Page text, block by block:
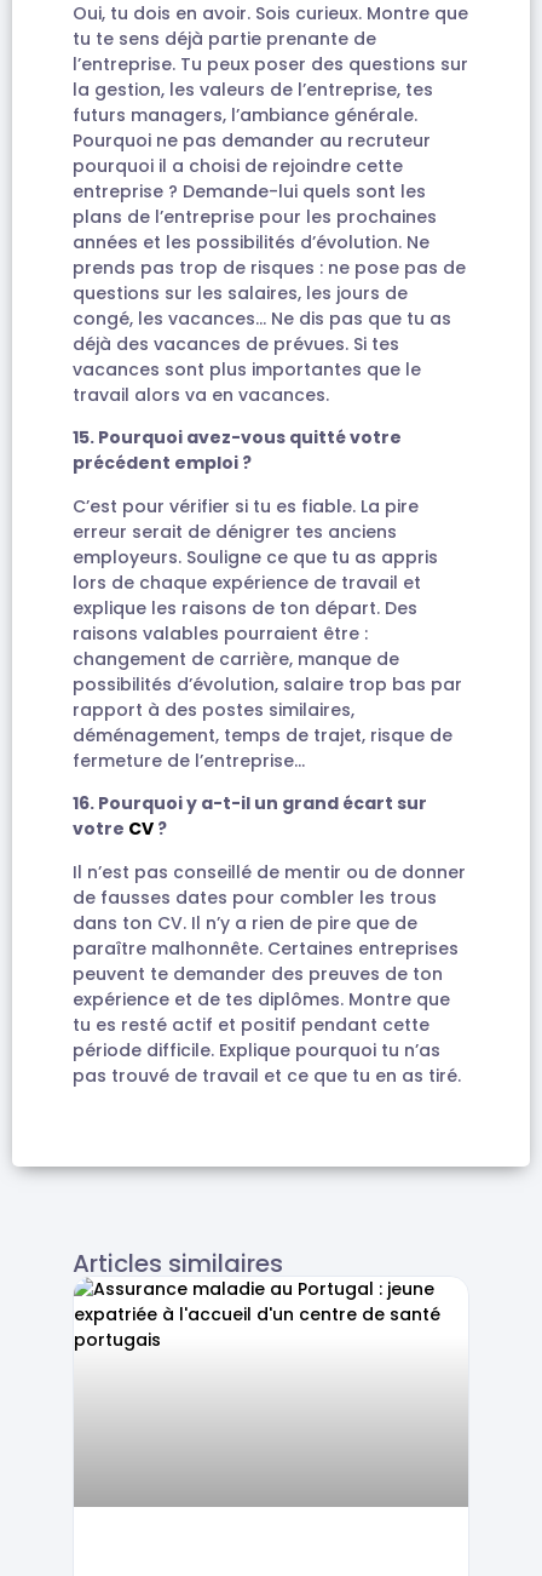
Oui, tu dois en avoir. Sois curieux. Montre que
tu te sens déjà partie prenante de
l’entreprise. Tu peux poser des questions sur
la gestion, les valeurs de l’entreprise, tes
futurs managers, l’ambiance générale.
Pourquoi ne pas demander au recruteur
pourquoi il a choisi de rejoindre cette
entreprise ? Demande-lui quels sont les
plans de l’entreprise pour les prochaines
années et les possibilités d’évolution. Ne
prends pas trop de risques : ne pose pas de
questions sur les salaires, les jours de
congé, les vacances… Ne dis pas que tu as
déjà des vacances de prévues. Si tes
vacances sont plus importantes que le
travail alors va en vacances.
15. Pourquoi avez-vous quitté votre
précédent emploi ?
C’est pour vérifier si tu es fiable. La pire
erreur serait de dénigrer tes anciens
employeurs. Souligne ce que tu as appris
lors de chaque expérience de travail et
explique les raisons de ton départ. Des
raisons valables pourraient être :
changement de carrière, manque de
possibilités d’évolution, salaire trop bas par
rapport à des postes similaires,
déménagement, temps de trajet, risque de
fermeture de l’entreprise…
16. Pourquoi y a-t-il un grand écart sur
votre CV ?
Il n’est pas conseillé de mentir ou de donner
de fausses dates pour combler les trous
dans ton CV. Il n’y a rien de pire que de
paraître malhonnête. Certaines entreprises
peuvent te demander des preuves de ton
expérience et de tes diplômes. Montre que
tu es resté actif et positif pendant cette
période difficile. Explique pourquoi tu n’as
pas trouvé de travail et ce que tu en as tiré.
Articles similaires